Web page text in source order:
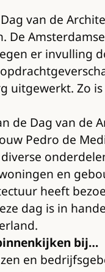
van de
De
er invulling
uitgewerkt. Zo
de Dag van de
Pedro de
en
heeft
dag is in
bij…
en